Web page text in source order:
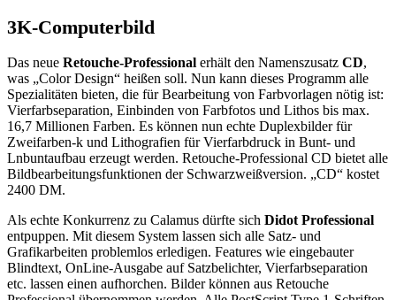
3K-Computerbild
Das neue Retouche-Professional erhält den Namenszusatz CD,
was „Color Design“ heißen soll. Nun kann dieses Programm alle
Spezialitäten bieten, die für Bearbeitung von Farbvorlagen nötig ist:
Vierfarbseparation, Einbinden von Farbfotos und Lithos bis max.
16,7 Millionen Farben. Es können nun echte Duplexbilder für
Zweifarben-k und Lithografien für Vierfarbdruck in Bunt- und
Lnbuntaufbau erzeugt werden. Retouche-Professional CD bietet alle
Bildbearbeitungsfunktionen der Schwarzweißversion. „CD“ kostet
2400 DM.
Als echte Konkurrenz zu Calamus dürfte sich Didot Professional
entpuppen. Mit diesem System lassen sich alle Satz- und
Grafikarbeiten problemlos erledigen. Features wie eingebauter
Blindtext, OnLine-Ausgabe auf Satzbelichter, Vierfarbseparation
etc. lassen einen aufhorchen. Bilder können aus Retouche